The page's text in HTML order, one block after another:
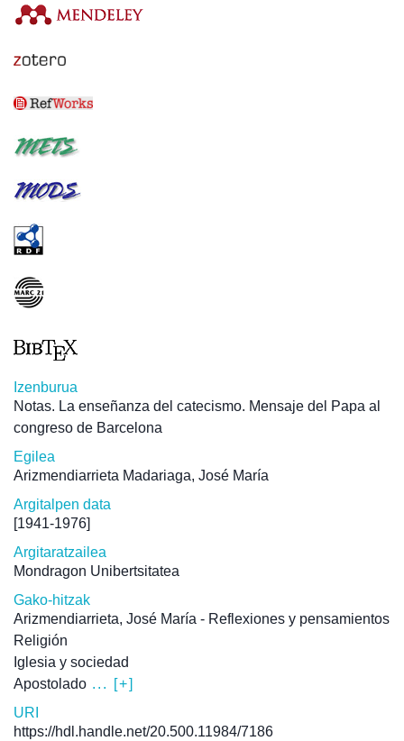
Izenburua
Notas. La enseñanza del catecismo. Mensaje del Papa al
congreso de Barcelona
Egilea
Arizmendiarrieta Madariaga, José María
Argitalpen data
[1941-1976]
Argitaratzailea
Mondragon Unibertsitatea
Gako-hitzak
Arizmendiarrieta, José María - Reflexiones y pensamientos
Religión
Iglesia y sociedad
Apostolado ... [+]
URI
https://hdl.handle.net/20.500.11984/7186